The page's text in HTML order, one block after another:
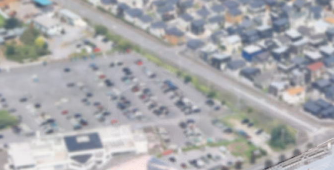
デイリー・日用品 ガーデン・ファーム
インテリア・リビング ペット・レジャー
サステナビリティ基本方針 ESG推進体制
社会との関わり 社員との関わり
気候変動への対応（TCFD提言へ
の取り組み）
ESGデータ
プレスリリース
カスタマーハラスメント基本方
針
（430KB）
経営方針 業績・財務
株式情報 IRカレンダー
IRよくあるご質問 IRお問い合わせ
経営者メッセージ 会社概要
沿革 組織図
格付情報
ジョイフル本田とは 先輩社員インタビュー
採用お知らせ 採用に関するお問い合わせ